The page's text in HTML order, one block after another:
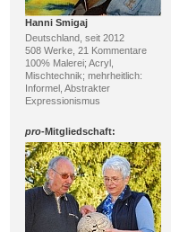
Hanni Smigaj
Deutschland, seit 2012
508 Werke, 21 Kommentare
100% Malerei; Acryl,
Mischtechnik; mehrheitlich:
Informel, Abstrakter
Expressionismus
pro-Mitgliedschaft: